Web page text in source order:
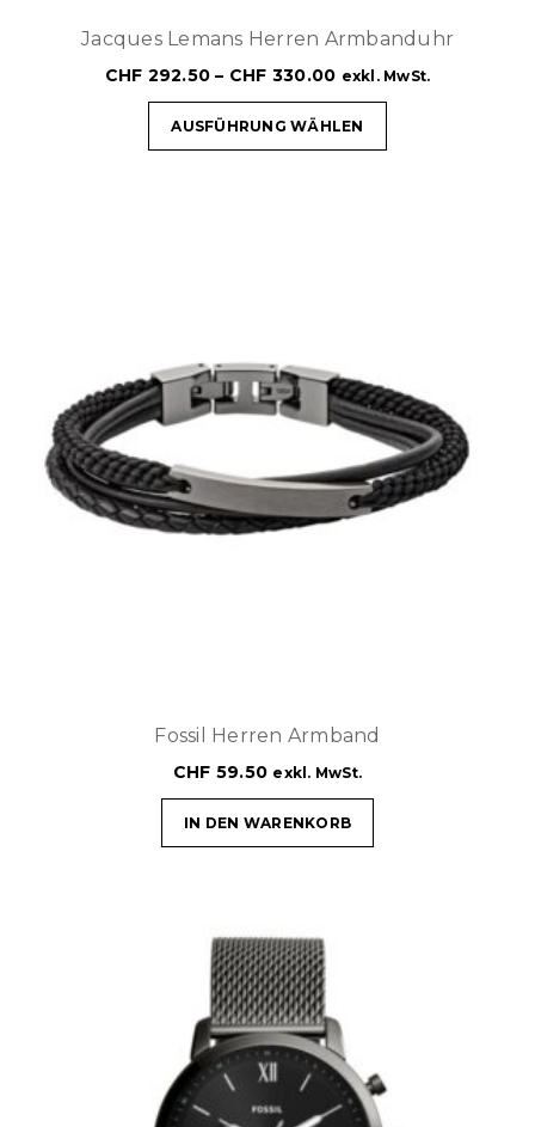
Jacques Lemans Herren Armbanduhr
CHF 292.50 – CHF 330.00 exkl. MwSt.
AUSFÜHRUNG WÄHLEN
Fossil Herren Armband
CHF 59.50 exkl. MwSt.
IN DEN WARENKORB